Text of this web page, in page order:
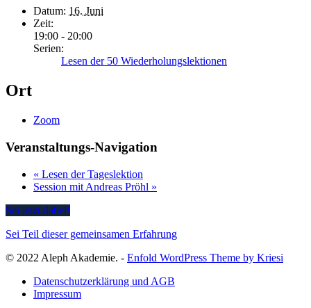
Datum: 16. Juni
Zeit:
19:00 - 20:00
Serien:
Lesen der 50 Wiederholungslektionen
Ort
Zoom
Veranstaltungs-Navigation
« Lesen der Tageslektion
Session mit Andreas Pröhl »
Sei jetzt dabei!
Sei Teil dieser gemeinsamen Erfahrung
© 2022 Aleph Akademie. - Enfold WordPress Theme by Kriesi
Datenschutzerklärung und AGB
Impressum